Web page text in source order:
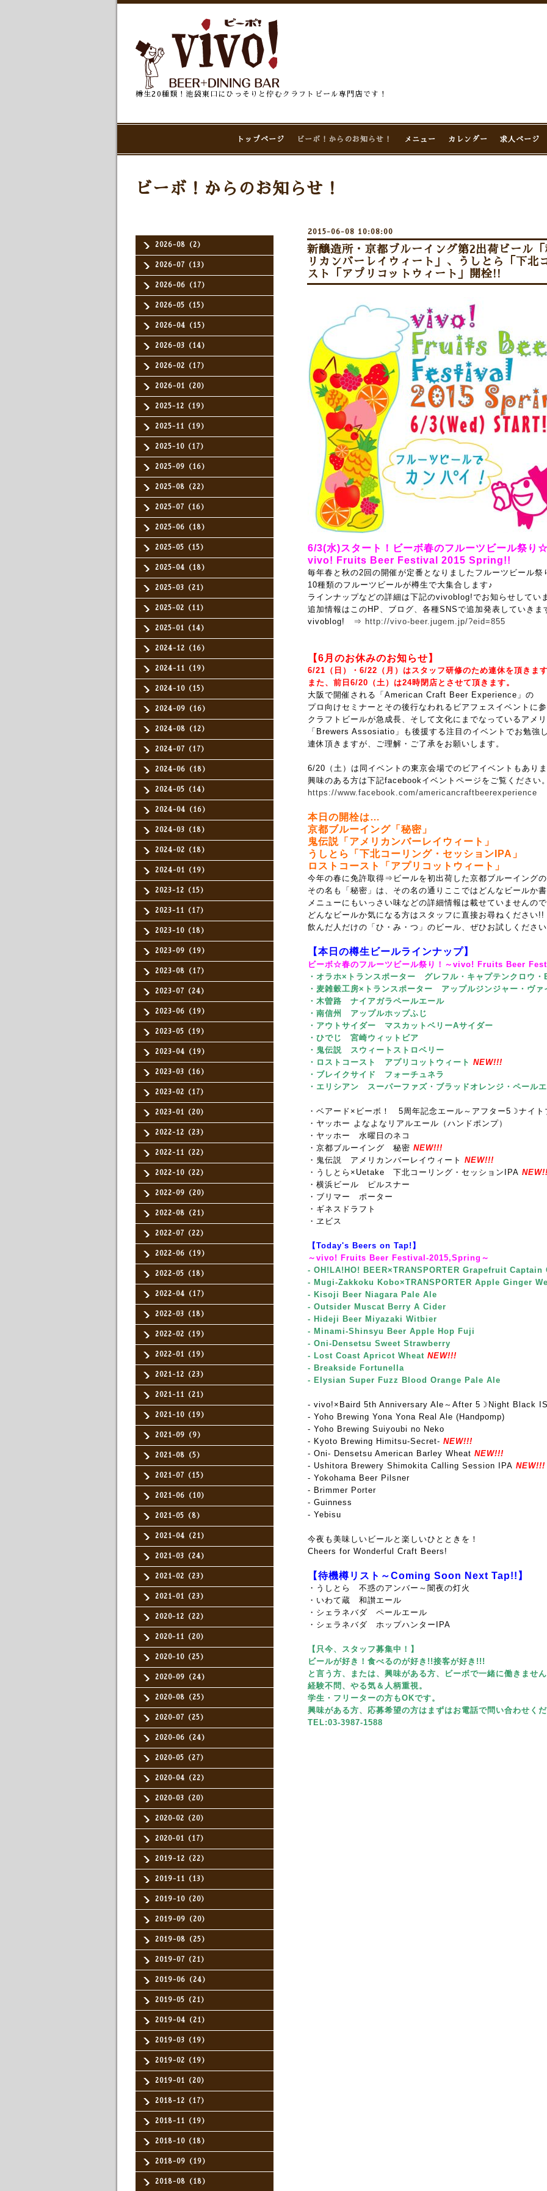
樽生20種類！池袋東口にひっそりと佇むクラフトビール専門店です！
トップページ ビーボ！からのお知らせ！ メニュー カレンダー 求人ページ
2026-08（2）
2026-07（13）
2026-06（17）
2026-05（15）
2026-04（15）
2026-03（14）
2026-02（17）
2026-01（20）
2025-12（19）
2025-11（19）
2025-10（17）
2025-09（16）
2025-08（22）
2025-07（16）
2025-06（18）
2025-05（15）
2025-04（18）
2025-03（21）
2025-02（11）
2025-01（14）
2024-12（16）
2024-11（19）
2024-10（15）
2024-09（16）
2024-08（12）
2024-07（17）
2024-06（18）
2024-05（14）
2024-04（16）
2024-03（18）
2024-02（18）
2024-01（19）
2023-12（15）
2023-11（17）
2023-10（18）
2023-09（19）
2023-08（17）
2023-07（24）
2023-06（19）
2023-05（19）
2023-04（19）
2023-03（16）
2023-02（17）
2023-01（20）
2022-12（23）
2022-11（22）
2022-10（22）
2022-09（20）
2022-08（21）
2022-07（22）
2022-06（19）
2022-05（18）
2022-04（17）
2022-03（18）
2022-02（19）
2022-01（19）
2021-12（23）
2021-11（21）
2021-10（19）
2021-09（9）
2021-08（5）
2021-07（15）
2021-06（10）
2021-05（8）
2021-04（21）
2021-03（24）
2021-02（23）
2021-01（23）
2020-12（22）
2020-11（20）
2020-10（25）
2020-09（24）
2020-08（25）
2020-07（25）
2020-06（24）
2020-05（27）
2020-04（22）
2020-03（20）
2020-02（20）
2020-01（17）
2019-12（22）
2019-11（13）
2019-10（20）
2019-09（20）
2019-08（25）
2019-07（21）
2019-06（24）
2019-05（21）
2019-04（21）
2019-03（19）
2019-02（19）
2019-01（20）
2018-12（17）
2018-11（19）
2018-10（18）
2018-09（19）
2018-08（18）
ビーボ！からのお知らせ！
2015-06-08 10:08:00
新醸造所・京都ブルーイング第2出荷ビール
リカンバーレイウィート」、うしとら「下北
スト「アプリコットウィート」開栓!!
6/3(水)スタート！ビーボ春のフルーツビール祭り
vivo! Fruits Beer Festival 2015 Spring!!
毎年春と秋の2回の開催が定番となりましたフルーツビール祭
10種類のフルーツビールが樽生で大集合します♪
ラインナップなどの詳細は下記のvivoblog!でお知らせしてい
追加情報はこのHP、ブログ、各種SNSで追加発表していき
vivoblog! ⇒ http://vivo-beer.jugem.jp/?eid=855
【6月のお休みのお知らせ】
6/21（日）・6/22（月）はスタッフ研修のため連休を頂きま
また、前日6/20（土）は24時閉店とさせて頂きます。
大阪で開催される「American Craft Beer Experience」の
プロ向けセミナーとその後行なわれるビアフェスイベントに
クラフトビールが急成長、そして文化にまでなっているアメ
「Brewers Assosiatio」も後援する注目のイベントでお勉強
連休頂きますが、ご理解・ご了承をお願いします。
6/20（土）は同イベントの東京会場でのビアイベントもあり
興味のある方は下記facebookイベントページをご覧ください
https://www.facebook.com/americancraftbeerexperience
本日の開栓は…
京都ブルーイング「秘密」
鬼伝説「アメリカンバーレイウィート」
うしとら「下北コーリング・セッションIPA」
ロストコースト「アプリコットウィート」
今年の春に免許取得⇒ビールを初出荷した京都ブルーイング
その名も「秘密」は、その名の通りここではどんなビールか
メニューにもいっさい味などの詳細情報は載せていませんの
どんなビールか気になる方はスタッフに直接お尋ねください!!
飲んだ人だけの「ひ・み・つ」のビール、ぜひお試しくださ
【本日の樽生ビールラインナップ】
ビーボ☆春のフルーツビール祭り！～vivo! Fruits Beer
・オラホ×トランスポーター グレフル・キャプテンクロウ・
・麦雑穀工房×トランスポーター アップルジンジャー・ヴァ
・木曽路 ナイアガラペールエール
・南信州 アップルホップふじ
・アウトサイダー マスカットベリーAサイダー
・ひでじ 宮崎ウィットビア
・鬼伝説 スウィートストロベリー
・ロストコースト アプリコットウィート NEW!!!
・ブレイクサイド フォーチュネラ
・エリシアン スーパーファズ・ブラッドオレンジ・ペール
・ベアード×ビーボ！ 5周年記念エール～ アフター5☽ナイト
・ヤッホー よなよなリアルエール（ハンドポンプ）
・ヤッホー 水曜日のネコ
・京都ブルーイング 秘密 NEW!!!
・鬼伝説 アメリカンバーレイウィート NEW!!!
・うしとら×Uetake 下北コーリング・セッションIPA
・横浜ビール ピルスナー
・ブリマー ポーター
・ギネスドラフト
・ヱビス
【Today's Beers on Tap!】
～vivo! Fruits Beer Festival-2015,Spring～
- OH!LA!HO! BEER×TRANSPORTER Grapefruit
- Mugi-Zakkoku Kobo×TRANSPORTER Apple Ginger
- Kisoji Beer Niagara Pale Ale
- Outsider Muscat Berry A Cider
- Hideji Beer Miyazaki Witbier
- Minami-Shinsyu Beer Apple Hop Fuji
- Oni-Densetsu Sweet Strawberry
- Lost Coast Apricot Wheat NEW!!!
- Breakside Fortunella
- Elysian Super Fuzz Blood Orange Pale Ale
- vivo!×Baird 5th Anniversary Ale～After 5☽Night Black
- Yoho Brewing Yona Yona Real Ale (Handpomp)
- Yoho Brewing Suiyoubi no Neko
- Kyoto Brewing Himitsu-Secret- NEW!!!
- Oni- Densetsu American Barley Wheat NEW!!!
- Ushitora Brewery Shimokita Calling Session IPA NEW!!!
- Yokohama Beer Pilsner
- Brimmer Porter
- Guinness
- Yebisu
今夜も美味しいビールと楽しいひとときを！
Cheers for Wonderful Craft Beers!
【待機樽リスト～Coming Soon Next Tap!!】
・うしとら 不惑のアンバー～闇夜の灯火
・いわて蔵 和讃エール
・シェラネバダ ペールエール
・シェラネバダ ホップハンターIPA
【只今、スタッフ募集中！】
ビールが好き！食べるのが好き!!接客が好き!!!
と言う方、または、興味がある方、ビーボで一緒に働きませ
経験不問、やる気＆人柄重視。
学生・フリーターの方もOKです。
興味がある方、応募希望の方はまずはお電話で問い合わせく
TEL:03-3987-1588